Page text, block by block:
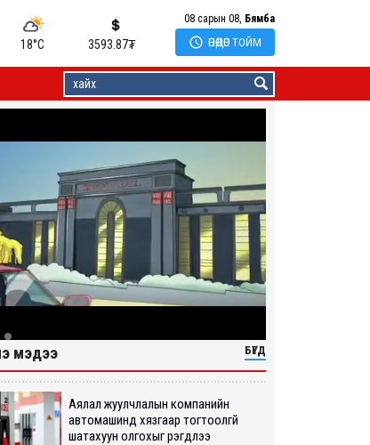
18°C 3593.87₮
08 сарын 08, Бямба
 ӨНӨӨДӨР ТОЙМ
мэдээ БҮГД
Аялал жуулчлалын компанийн
автомашинд хязгаар тогтоолгүй
шатахуун олгохыг үүрэгдлээ